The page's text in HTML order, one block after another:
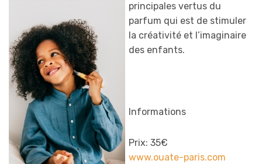
principales vertus du
parfum qui est de stimuler
la créativité et l’imaginaire
des enfants.
Informations
Prix: 35€
www.ouate-paris.com